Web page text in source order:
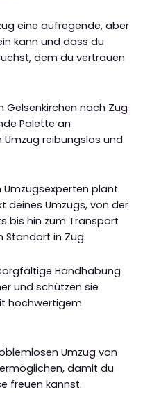
eine aufregende, aber
kann und dass du
dem du vertrauen
Gelsenkirchen nach Zug
Palette an
Umzug reibungslos und
plant
deines Umzugs, von der
bis hin zum Transport
Standort in Zug.
Handhabung
und schützen sie
hochwertigem
Umzug von
damit du
freuen kannst.